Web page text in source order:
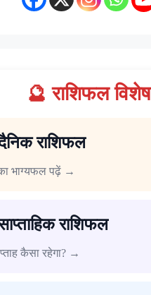
🔮 राशिफल विशेष
राशिफल
भाग्यफल पढ़ें →
राशिफल
कैसा रहेगा? →